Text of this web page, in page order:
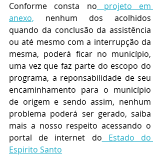
Conforme consta no projeto em
anexo, nenhum dos acolhidos
quando da conclusão da assistência
ou até mesmo com a interrupção da
mesma, poderá ficar no município,
uma vez que faz parte do escopo do
programa, a reponsabilidade de seu
encaminhamento para o município
de origem e sendo assim, nenhum
problema poderá ser gerado, saiba
mais a nosso respeito acessando o
portal de internet do Estado do
Espirito Santo